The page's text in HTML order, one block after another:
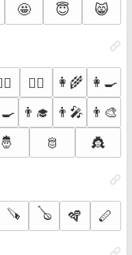
🤩 😇 😸
👩‍✈️ 👩‍🌾
👩‍🍳
👨‍🎓 👨‍🎤
👨‍🎨
🤴 🫅 👸
🪚 🪕 🪇 🪈